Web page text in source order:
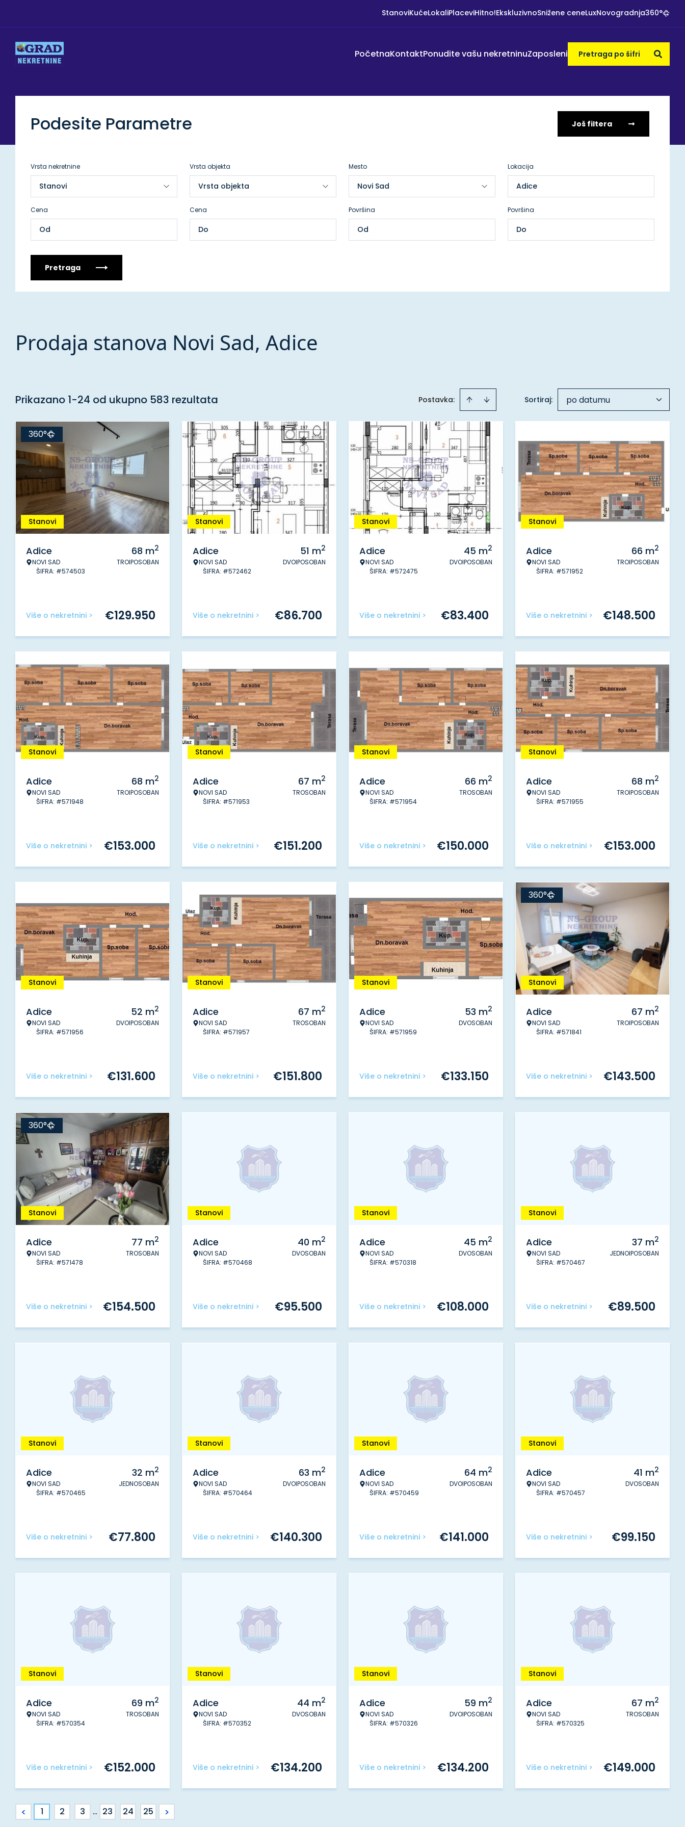
StanoviKućeLokaliPlaceviHitno!EkskluzivnoSnižene ceneLuxNovogradnja360°
PočetnaKontaktPonudite vašu nekretninuZaposleni
Podesite Parametre Još filtera
Vrsta nekretnine Vrsta objekta Mesto Lokacija
Adice
Cena Cena Površina Površina
Pretraga
Prodaja stanova Novi Sad, Adice
Prikazano 1-24 od ukupno 583 rezultata Postavka: Sortiraj: po datumu
Stanovi
360°
Adice
NOVI SAD
ŠIFRA: #574503
68 m2
TROIPOSOBAN
Više o nekretnini > €129.950
Stanovi
Adice
NOVI SAD
ŠIFRA: #572462
51 m2
DVOIPOSOBAN
Više o nekretnini > €86.700
Stanovi
Adice
NOVI SAD
ŠIFRA: #572475
45 m2
DVOIPOSOBAN
Više o nekretnini > €83.400
Stanovi
Adice
NOVI SAD
ŠIFRA: #571952
66 m2
TROIPOSOBAN
Više o nekretnini > €148.500
Stanovi
Adice
NOVI SAD
ŠIFRA: #571948
68 m2
TROIPOSOBAN
Više o nekretnini > €153.000
Stanovi
Adice
NOVI SAD
ŠIFRA: #571953
67 m2
TROSOBAN
Više o nekretnini > €151.200
Stanovi
Adice
NOVI SAD
ŠIFRA: #571954
66 m2
TROSOBAN
Više o nekretnini > €150.000
Stanovi
Adice
NOVI SAD
ŠIFRA: #571955
68 m2
TROIPOSOBAN
Više o nekretnini > €153.000
Stanovi
Adice
NOVI SAD
ŠIFRA: #571956
52 m2
DVOIPOSOBAN
Više o nekretnini > €131.600
Stanovi
Adice
NOVI SAD
ŠIFRA: #571957
67 m2
TROSOBAN
Više o nekretnini > €151.800
Stanovi
Adice
NOVI SAD
ŠIFRA: #571959
53 m2
DVOSOBAN
Više o nekretnini > €133.150
Stanovi
360°
Adice
NOVI SAD
ŠIFRA: #571841
67 m2
TROIPOSOBAN
Više o nekretnini > €143.500
Stanovi
360°
Adice
NOVI SAD
ŠIFRA: #571478
77 m2
TROSOBAN
Više o nekretnini > €154.500
Stanovi
Adice
NOVI SAD
ŠIFRA: #570468
40 m2
DVOSOBAN
Više o nekretnini > €95.500
Stanovi
Adice
NOVI SAD
ŠIFRA: #570318
45 m2
DVOSOBAN
Više o nekretnini > €108.000
Stanovi
Adice
NOVI SAD
ŠIFRA: #570467
37 m2
JEDNOIPOSOBAN
Više o nekretnini > €89.500
Stanovi
Adice
NOVI SAD
ŠIFRA: #570465
32 m2
JEDNOSOBAN
Više o nekretnini > €77.800
Stanovi
Adice
NOVI SAD
ŠIFRA: #570464
63 m2
DVOIPOSOBAN
Više o nekretnini > €140.300
Stanovi
Adice
NOVI SAD
ŠIFRA: #570459
64 m2
DVOIPOSOBAN
Više o nekretnini > €141.000
Stanovi
Adice
NOVI SAD
ŠIFRA: #570457
41 m2
DVOSOBAN
Više o nekretnini > €99.150
Stanovi
Adice
NOVI SAD
ŠIFRA: #570354
69 m2
TROSOBAN
Više o nekretnini > €152.000
Stanovi
Adice
NOVI SAD
ŠIFRA: #570352
44 m2
DVOSOBAN
Više o nekretnini > €134.200
Stanovi
Adice
NOVI SAD
ŠIFRA: #570326
59 m2
DVOIPOSOBAN
Više o nekretnini > €134.200
Stanovi
Adice
NOVI SAD
ŠIFRA: #570325
67 m2
TROSOBAN
Više o nekretnini > €149.000
< 1 2 3 ... 23 24 25 >